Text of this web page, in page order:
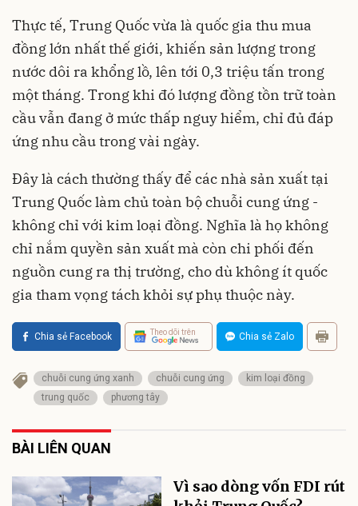
Thực tế, Trung Quốc vừa là quốc gia thu mua
đồng lớn nhất thế giới, khiến sản lượng trong
nước dôi ra khổng lồ, lên tới 0,3 triệu tấn trong
một tháng. Trong khi đó lượng đồng tồn trữ toàn
cầu vẫn đang ở mức thấp nguy hiểm, chỉ đủ đáp
ứng nhu cầu trong vài ngày.
Đây là cách thường thấy để các nhà sản xuất tại
Trung Quốc làm chủ toàn bộ chuỗi cung ứng -
không chỉ với kim loại đồng. Nghĩa là họ không
chỉ nắm quyền sản xuất mà còn chi phối đến
nguồn cung ra thị trường, cho dù không ít quốc
gia tham vọng tách khỏi sự phụ thuộc này.
Chia sẻ Facebook Theo dõi trên Chia sẻ Zalo
chuỗi cung ứng xanh chuỗi cung ứng
kim loại đồng
trung quốc
phương tây
BÀI LIÊN QUAN
Vì sao dòng vốn FDI rút